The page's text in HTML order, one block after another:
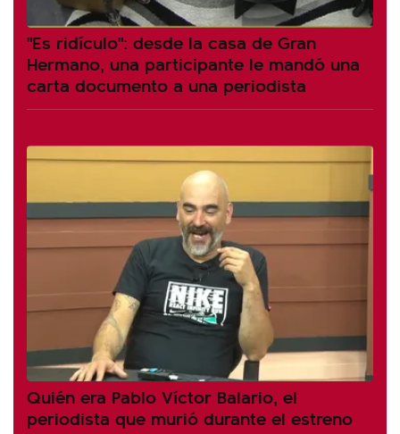
"Es ridículo": desde la casa de Gran
Hermano, una participante le mandó una
carta documento a una periodista
Quién era Pablo Víctor Balario, el
periodista que murió durante el estreno